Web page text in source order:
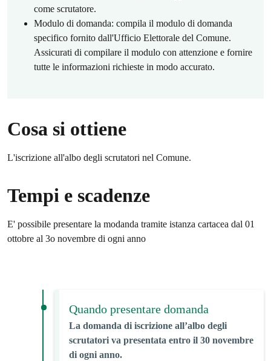
come scrutatore.
Modulo di domanda: compila il modulo di domanda
specifico fornito dall'Ufficio Elettorale del Comune.
Assicurati di compilare il modulo con attenzione e fornire
tutte le informazioni richieste in modo accurato.
Cosa si ottiene
L'iscrizione all'albo degli scrutatori nel Comune.
Tempi e scadenze
E' possibile presentare la modanda tramite istanza cartacea dal 01
ottobre al 3o novembre di ogni anno
Quando presentare domanda
La domanda di iscrizione all’albo degli
scrutatori va presentata entro il 30 novembre
di ogni anno.